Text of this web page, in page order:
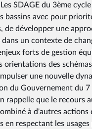
Les SDAGE du 3ème
bassins avec pour
de développer une
dans un contexte de
forts de gestion
orientations des
une nouvelle
du Gouvernement du
rappelle que le recours
à d'autres
en respectant les